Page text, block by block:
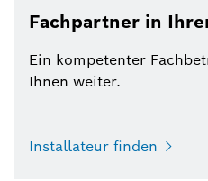
Fachpartner in
Ein kompetenter
Ihnen weiter.
Installateur finden